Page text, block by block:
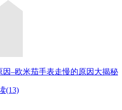
–欧米茄手表走慢的原因大揭秘
(13)